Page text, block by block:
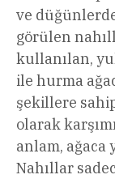
ve
görülen
kullanılan,
ile hurma
şekillere
olarak
anlam,
Nahıllar